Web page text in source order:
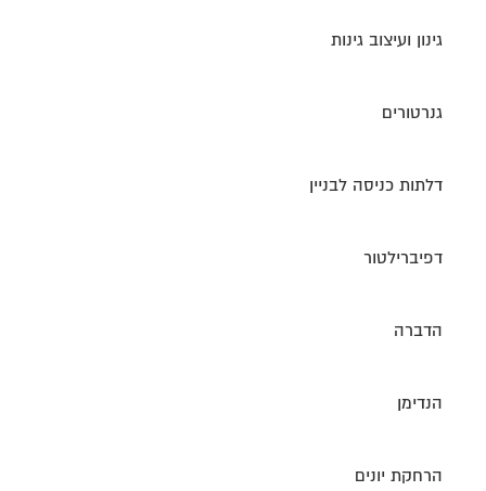
גינון ועיצוב גינות
גנרטורים
דלתות כניסה לבניין
דפיברילטור
הדברה
הנדימן
הרחקת יונים